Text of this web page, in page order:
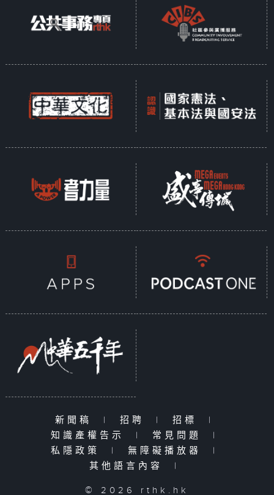
新聞稿 | 招聘 | 招標
|
知識產權告示
| 常見問題
|
私隱政策
| 無障礙播放器
|
其他語言內容
|
© 2026 rthk.hk